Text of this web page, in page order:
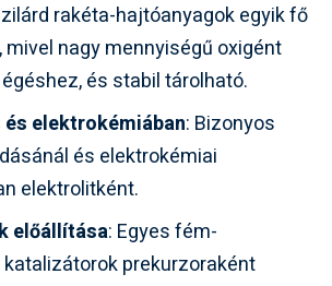
rakéta-hajtóanyagok egyik fő
mivel nagy mennyiségű oxigént
és stabil tárolható.
elektrokémiában: Bizonyos
és elektrokémiai
elektrolitként.
előállítása: Egyes fém-
prekurzoraként